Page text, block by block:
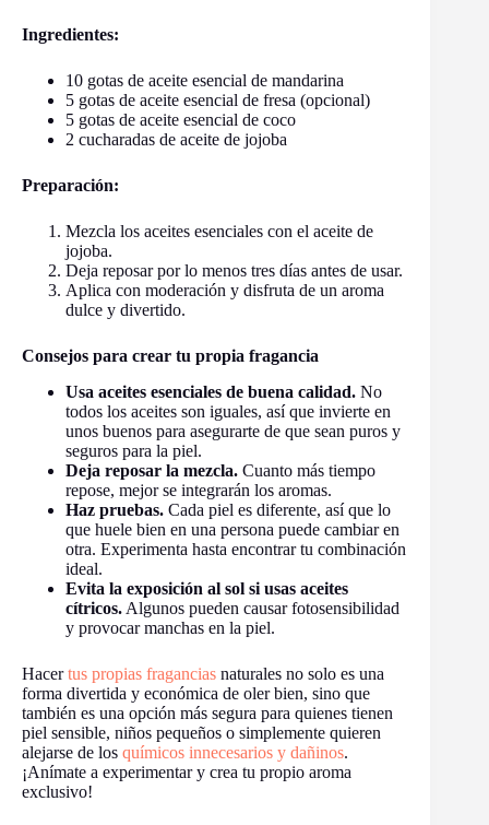
Ingredientes:
10 gotas de aceite esencial de mandarina
5 gotas de aceite esencial de fresa (opcional)
5 gotas de aceite esencial de coco
2 cucharadas de aceite de jojoba
Preparación:
Mezcla los aceites esenciales con el aceite de
jojoba.
Deja reposar por lo menos tres días antes de usar.
Aplica con moderación y disfruta de un aroma
dulce y divertido.
Consejos para crear tu propia fragancia
Usa aceites esenciales de buena calidad. No
todos los aceites son iguales, así que invierte en
unos buenos para asegurarte de que sean puros y
seguros para la piel.
Deja reposar la mezcla. Cuanto más tiempo
repose, mejor se integrarán los aromas.
Haz pruebas. Cada piel es diferente, así que lo
que huele bien en una persona puede cambiar en
otra. Experimenta hasta encontrar tu combinación
ideal.
Evita la exposición al sol si usas aceites
cítricos. Algunos pueden causar fotosensibilidad
y provocar manchas en la piel.
Hacertus propias fragancias naturales no solo es una
forma divertida y económica de oler bien, sino que
también es una opción más segura para quienes tienen
piel sensible, niños pequeños o simplemente quieren
alejarse de los químicos innecesarios y dañinos.
¡Anímate a experimentar y crea tu propio aroma
exclusivo!